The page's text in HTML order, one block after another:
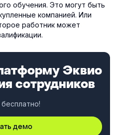
обучения. Это могут быть
компанией. Или
работник может
Эквио
сотрудников
демо